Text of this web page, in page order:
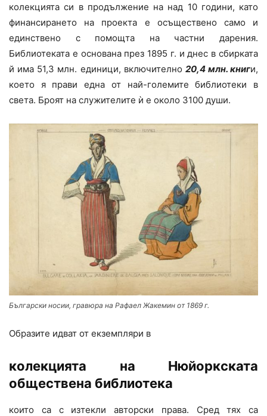
колекцията си в продължение на над 10 години, като
финансирането на проекта е осъществено само и
единствено с помощта на частни дарения.
Библиотеката е основана през 1895 г. и днес в сбирката
й има 51,3 млн. единици, включително 20,4 млн. книги,
което я прави една от най-големите библиотеки в
света. Броят на служителите ѝ е около 3100 души.
Български носии, гравюра на Рафаел Жакемин от 1869 г.
Образите идват от екземпляри в
колекцията на Нюйоркската
обществена библиотека
които са с изтекли авторски права. Сред тях са